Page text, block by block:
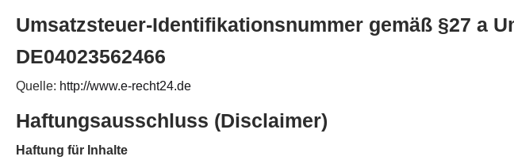
Umsatzsteuer-Identifikationsnummer gemäß §27 a
DE04023562466
Quelle: http://www.e-recht24.de
Haftungsausschluss (Disclaimer)
Haftung für Inhalte